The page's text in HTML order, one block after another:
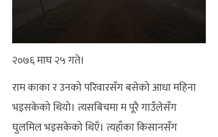
२०७६ माघ २५ गते।
राम काका र उनको परिवारसँग बसेको आधा महिना
भइसकेको थियो। त्यसबिचमा म पूरै गाउँलेसँग
घुलमिल भइसकेको थिएँ। त्यहाँका किसानसँग